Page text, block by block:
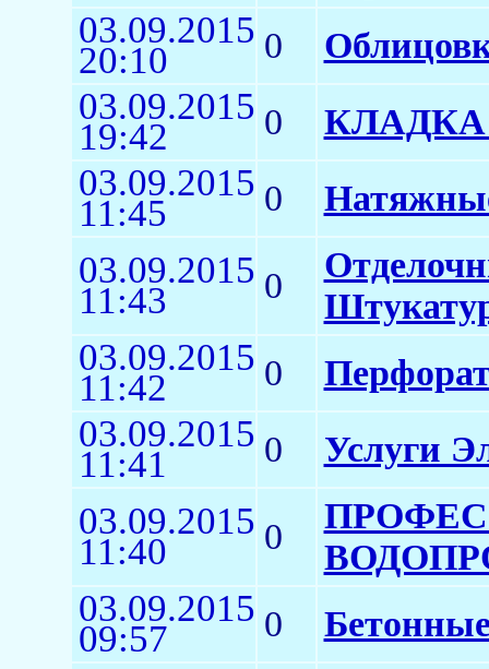
03.09.2015
20:10 0
03.09.2015
19:42 0 КЛАДКА
03.09.2015
11:45 0
03.09.2015
11:43 0
03.09.2015
11:42 0
03.09.2015
11:41 0 Услуги
03.09.2015
11:40 0
03.09.2015
09:57 0